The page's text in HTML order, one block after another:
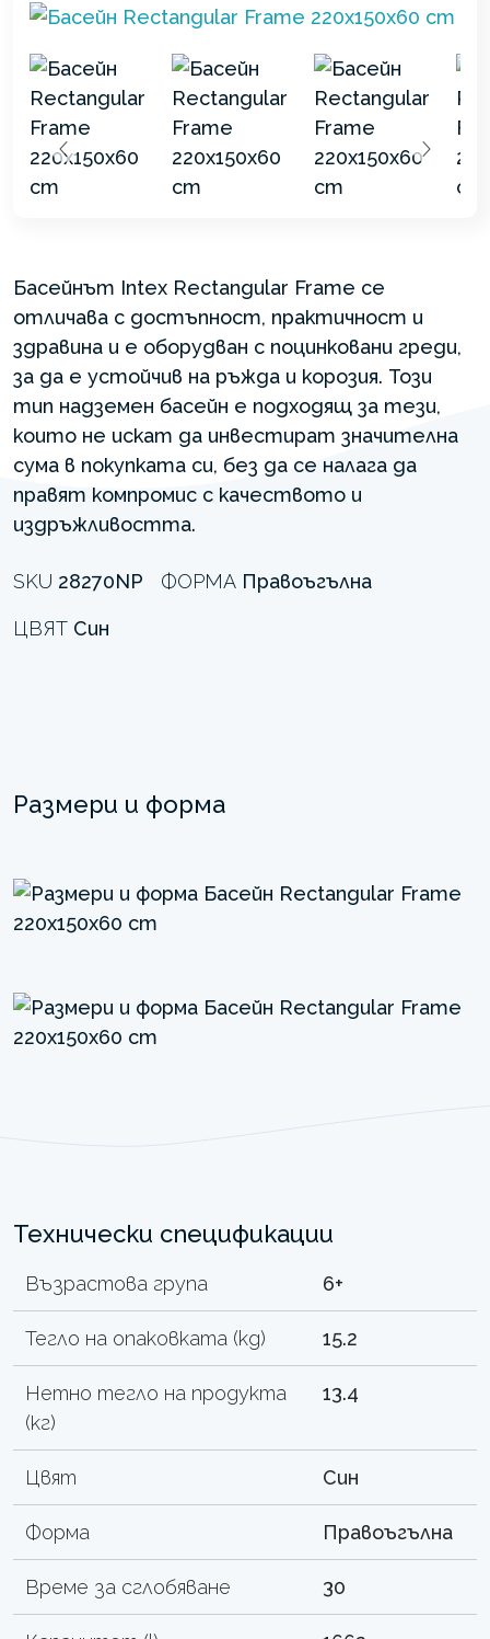
Басейнът Intex Rectangular Frame се
отличава с достъпност, практичност и
здравина и е оборудван с поцинковани греди,
за да е устойчив на ръжда и корозия. Този
тип надземен басейн е подходящ за тези,
които не искат да инвестират значителна
сума в покупката си, без да се налага да
правят компромис с качеството и
издръжливостта.
SKU 28270NP ФОРМА Правоъгълна
ЦВЯТ Син
Размери и форма
Технически спецификации
Възрастова група 6+
Тегло на опаковката (kg) 15.2
Нетно тегло на продукта
(кг)
13.4
Цвят Син
Форма Правоъгълна
Време за сглобяване 30